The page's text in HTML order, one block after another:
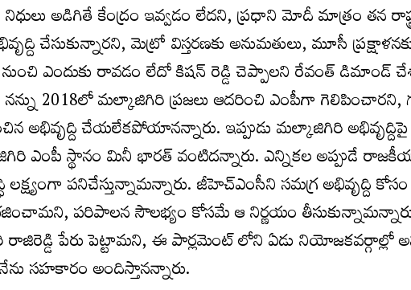
అడిగితే కేంద్రం ఇవ్వడం లేదని, ప్రధాని మోదీ మాత్రం తన
చేసుకున్నారని, మెట్రో విస్తరణకు అనుమతులు, మూసీ
నుంచి ఎందుకు రావడం లేదో కిషన్ రెడ్డి చెప్పాలని రేవంత్ డిమాండ్
2018లో మల్కాజిగిరి ప్రజలు ఆదరించి ఎంపీగా గెలిపించారని,
అభివృద్ది చేయలేకపోయానన్నారు. ఇప్పుడు మల్కాజిగిరి
ఎంపీ స్థానం మినీ భారత్ వంటిదన్నారు. ఎన్నికల అప్పుడే
లక్ష్యంగా పనిచేస్తున్నామన్నారు. జీహెచ్ఎంసీని సమగ్ర అభివృద్ది కోసం
పరిపాలన సౌలభ్యం కోసమే ఆ నిర్ణయం
పేరు పెట్టామని, ఈ పార్లమెంట్ లోని ఏడు నియోజకవర్గాల్లో
సహకారం అందిస్తానన్నారు.